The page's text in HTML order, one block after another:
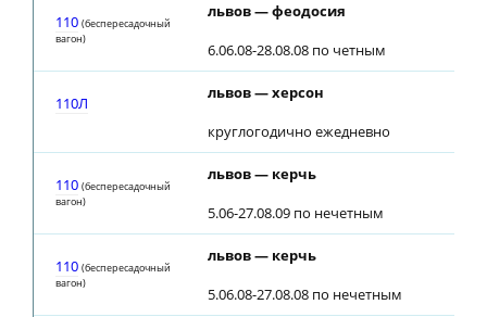
110 (беспересадочный
вагон)
львов — феодосия
6.06.08-28.08.08 по четным
110Л
львов — херсон
круглогодично ежедневно
110 (беспересадочный
вагон)
львов — керчь
5.06-27.08.09 по нечетным
110 (беспересадочный
вагон)
львов — керчь
5.06.08-27.08.08 по нечетным